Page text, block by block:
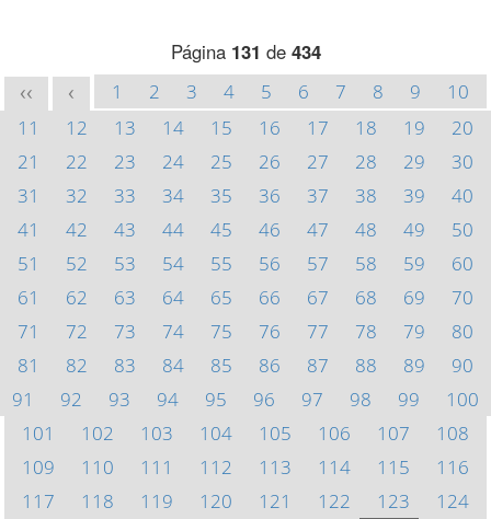
Página 131 de 434
<< < 1 2 3 4 5 6 7 8 9
10
11
12 13 14 15 16 17 18 19
20
21
22 23 24 25 26 27 28 29
30
31
32 33 34 35 36 37 38 39
40
41
42 43 44 45 46 47 48 49
50
51
52 53 54 55 56 57 58 59
60
61
62 63 64 65 66 67 68 69
70
71
72 73 74 75 76 77 78 79
80
81
82 83 84 85 86 87 88 89
90
91
92 93 94 95 96 97 98 99
100
101
102 103 104 105 106 107
108
109
110 111 112 113 114 115
116
117
118 119 120 121 122 123
124